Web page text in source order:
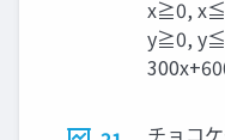
x≧0,
y≧0,